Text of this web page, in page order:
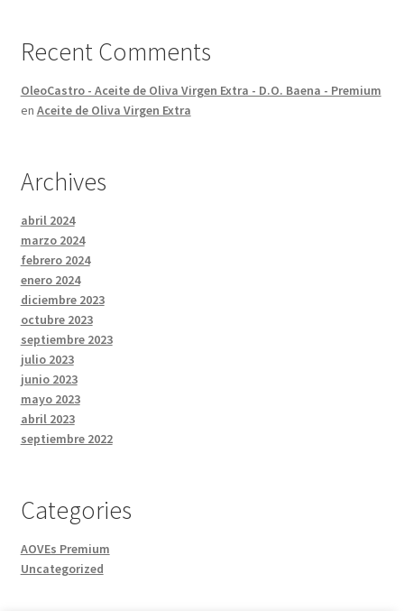
Recent Comments
OleoCastro - Aceite de Oliva Virgen Extra - D.O. Baena - Premium
en Aceite de Oliva Virgen Extra
Archives
abril 2024
marzo 2024
febrero 2024
enero 2024
diciembre 2023
octubre 2023
septiembre 2023
julio 2023
junio 2023
mayo 2023
abril 2023
septiembre 2022
Categories
AOVEs Premium
Uncategorized